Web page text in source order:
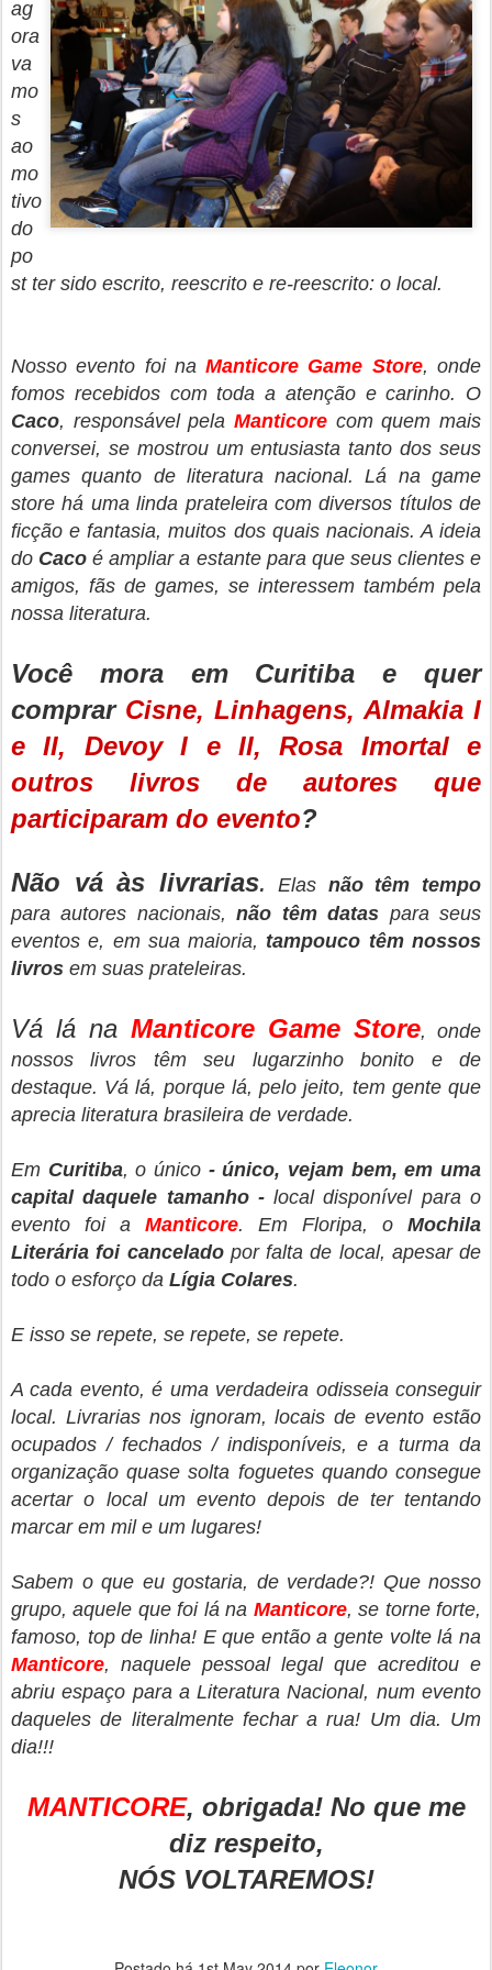
ag
ora
va
mo
s
ao
mo
tivo
do
po
st ter sido escrito, reescrito e re-reescrito: o local.
Nosso evento foi naManticore Game Store, onde
fomos recebidos com toda a atenção e carinho. O
Caco, responsável pela Manticore com quem mais
conversei, se mostrou um entusiasta tanto dos seus
games quanto de literatura nacional. Lá na game
store há uma linda prateleira com diversos títulos de
ficção e fantasia, muitos dos quais nacionais. A ideia
do Caco é ampliar a estante para que seus clientes e
amigos, fãs de games, se interessem também pela
nossa literatura.
Você mora em Curitiba e quer
comprar Cisne, Linhagens, Almakia I
e II, Devoy I e II, Rosa Imortal e
outros livros de autores que
participaram do evento?
Não vá às livrarias. Elas não têm tempo
para autores nacionais,não têm datas para seus
eventos e, em sua maioria,tampouco têm nossos
livros em suas prateleiras.
Vá lá na Manticore Game Store, onde
nossos livros têm seu lugarzinho bonito e de
destaque. Vá lá, porque lá, pelo jeito, tem gente que
aprecia literatura brasileira de verdade.
Em Curitiba, o único - único, vejam bem, em uma
capital daquele tamanho -local disponível para o
evento foi a Manticore. Em Floripa, o Mochila
Literária foi canceladopor falta de local, apesar de
todo o esforço da Lígia Colares.
E isso se repete, se repete, se repete.
A cada evento, é uma verdadeira odisseia conseguir
local. Livrarias nos ignoram, locais de evento estão
ocupados / fechados / indisponíveis, e a turma da
organização quase solta foguetes quando consegue
acertar o local um evento depois de ter tentando
marcar em mil e um lugares!
Sabem o que eu gostaria, de verdade?! Que nosso
grupo, aquele que foi lá na Manticore, se torne forte,
famoso, top de linha! E que então a gente volte lá na
Manticore, naquele pessoal legal que acreditou e
abriu espaço para a Literatura Nacional, num evento
daqueles de literalmente fechar a rua! Um dia. Um
dia!!!
MANTICORE, obrigada! No que me
diz respeito,
NÓS VOLTAREMOS!